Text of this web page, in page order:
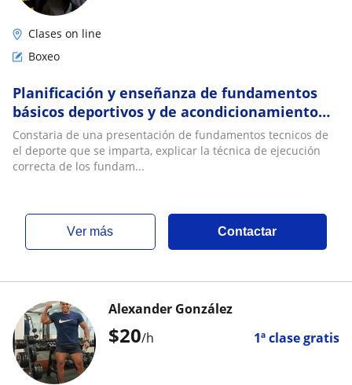
Clases on line
Boxeo
Planificación y enseñanza de fundamentos
básicos deportivos y de acondicionamiento
físico (Principalmente boxeo,futbol y
gimnasio)
Constaria de una presentación de fundamentos tecnicos de
el deporte que se imparta, explicar la técnica de ejecución
correcta de los fundam...
ver más Contactar
$20/h 1ª clase gratis
Alexander González